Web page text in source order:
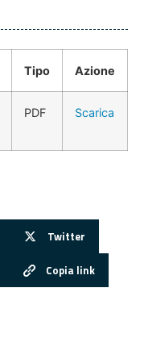
Tipo Azione
PDF Scarica
Twitter
Copia link